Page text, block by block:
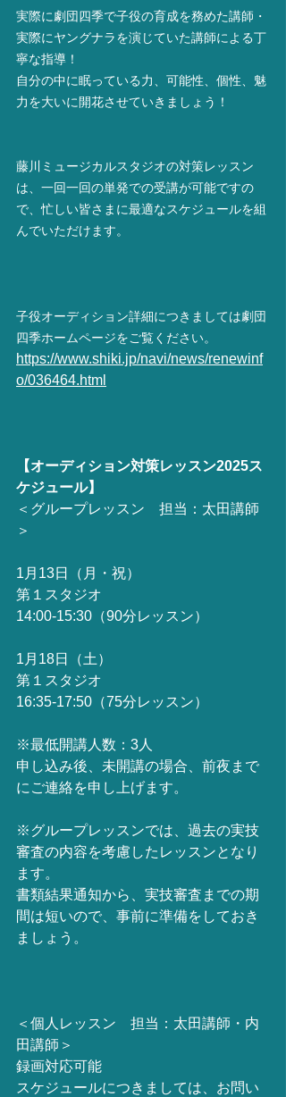
実際に劇団四季で子役の育成を務めた講師・
実際にヤングナラを演じていた講師による丁
寧な指導！
自分の中に眠っている力、可能性、個性、魅
力を大いに開花させていきましょう！
藤川ミュージカルスタジオの対策レッスン
は、一回一回の単発での受講が可能ですの
で、忙しい皆さまに最適なスケジュールを組
んでいただけます。
子役オーディション詳細につきましては劇団
四季ホームページをご覧ください。
https://www.shiki.jp/navi/news/renewinf
o/036464.html
【オーディション対策レッスン2025ス
ケジュール】
＜グループレッスン　担当：太田講師
＞
1月13日（月・祝）
第１スタジオ
14:00-15:30（90分レッスン）
1月18日（土）
第１スタジオ
16:35-17:50（75分レッスン）
※最低開講人数：3人
申し込み後、未開講の場合、前夜まで
にご連絡を申し上げます。
※グループレッスンでは、過去の実技
審査の内容を考慮したレッスンとなり
ます。
書類結果通知から、実技審査までの期
間は短いので、事前に準備をしておき
ましょう。
＜個人レッスン　担当：太田講師・内
田講師＞
録画対応可能
スケジュールにつきましては、お問い